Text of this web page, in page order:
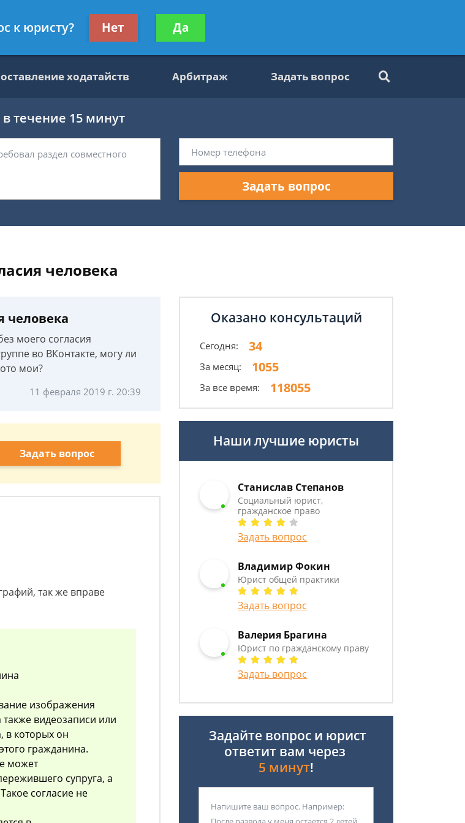
Получите консультацию
бесплатно
ходатайств Арбитраж Задать вопрос
течение 15 минут
Задать вопрос
человека
человека
моего согласия
во ВКонтакте, могу ли
мои?
11 февраля 2019 г. 20:39
Задать вопрос
так же вправе
изображения
видеозаписи или
в которых он
гражданина.
может
супруга, а
согласие не
Оказано консультаций
Сегодня: 34
За месяц: 1055
За все время: 118055
Наши лучшие юристы
Станислав Степанов
Социальный юрист,
гражданское право
Задать вопрос
Владимир Фокин
Юрист общей практики
Задать вопрос
Валерия Брагина
Юрист по гражданскому праву
Задать вопрос
Задайте вопрос и юрист
ответит вам через
5 минут!
к юристу? Нет Да